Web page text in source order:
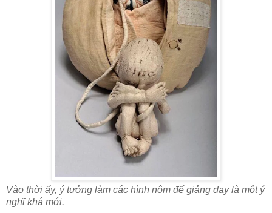
Vào thời ấy, ý tưởng làm các hình nộm để giảng dạy là một ý
nghĩ khá mới.